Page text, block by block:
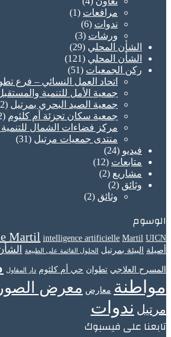
مرافعات (1)
ندوات (6)
ورشات (3)
الشأن المحلي (29)
الشأن المحلي (121)
ركن الجمعيات (51)
اتحاد العمل النسائي – فرع
جمعية الأمل للتنمية
جمعية الصيد البحري بمرتيل (2)
جمعية سكان تجزئة أم كلثوم (2)
مركز فضاءات الشمال
منتدى جمعيات مرتيل (31)
فيديو (24)
متابعات (12)
مشاريع (2)
وثائق (2)
وثائق (2)
الوسوم
Martil intelligence artificielle Martil UICN
أصيلة البيئة بمرتيل الحلول القائمة على الطبيعة
المسرح العلاجي تطوان حي أم كلثوم دار المقاول
مواطنة معارض معرض الصور
مرتيل ندوات
تابعنا على فيسبوك